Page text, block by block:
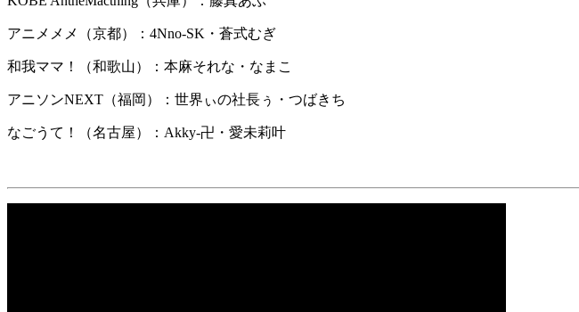
アニメメメ（京都）：4Nno-SK・蒼式むぎ
和我ママ！（和歌山）：本麻それな・なまこ
アニソンNEXT（福岡）：世界ぃの社長ぅ・つばきち
なごうて！（名古屋）：Akky-卍・愛未莉叶